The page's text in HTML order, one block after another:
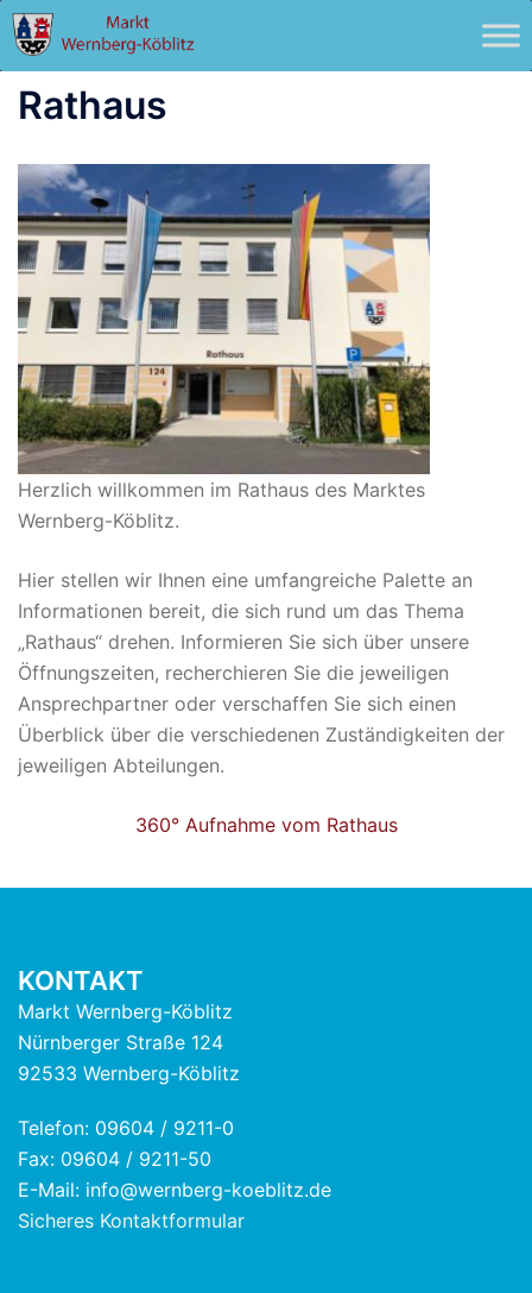
Zum
Inhalt
springen
Rathaus
Herzlich willkommen im Rathaus des Marktes
Wernberg-Köblitz.
Hier stellen wir Ihnen eine umfangreiche Palette an
Informationen bereit, die sich rund um das Thema
„Rathaus“ drehen. Informieren Sie sich über unsere
Öffnungszeiten, recherchieren Sie die jeweiligen
Ansprechpartner oder verschaffen Sie sich einen
Überblick über die verschiedenen Zuständigkeiten der
jeweiligen Abteilungen.
360° Aufnahme vom Rathaus
KONTAKT
Markt Wernberg-Köblitz
Nürnberger Straße 124
92533 Wernberg-Köblitz
Telefon: 09604 / 9211-0
Fax: 09604 / 9211-50
E-Mail: info@wernberg-koeblitz.de
Sicheres Kontaktformular